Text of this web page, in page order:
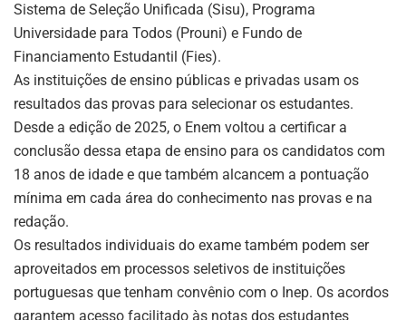
Sistema de Seleção Unificada (Sisu), Programa
Universidade para Todos (Prouni) e Fundo de
Financiamento Estudantil (Fies).
As instituições de ensino públicas e privadas usam os
resultados das provas para selecionar os estudantes.
Desde a edição de 2025, o Enem voltou a certificar a
conclusão dessa etapa de ensino para os candidatos com
18 anos de idade e que também alcancem a pontuação
mínima em cada área do conhecimento nas provas e na
redação.
Os resultados individuais do exame também podem ser
aproveitados em processos seletivos de instituições
portuguesas que tenham convênio com o Inep. Os acordos
garantem acesso facilitado às notas dos estudantes